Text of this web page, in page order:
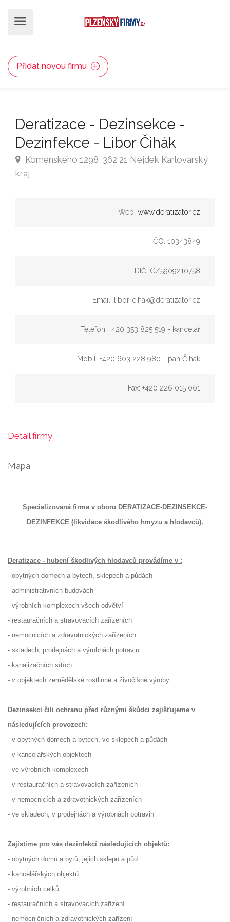
Přidat novou firmu
Deratizace - Dezinsekce -
Dezinfekce - Libor Čihák
Komenského 1298, 362 21 Nejdek Karlovarský
kraj
Web: www.deratizator.cz
IČO: 10343849
DIČ: CZ5909210758
Email: libor-cihak@deratizator.cz
Telefon: +420 353 825 519 - kancelář
Mobil: +420 603 228 980 - pan Čihák
Fax: +420 226 015 001
Detail firmy
Mapa
Specializovaná firma v oboru DERATIZACE-DEZINSEKCE-
DEZINFEKCE (likvidace škodlivého hmyzu a hlodavců).
Deratizace - hubení škodlivých hlodavců provádíme v :
- obytných domech a bytech, sklepech a půdách
- administrativních budovách
- výrobních komplexech všech odvětví
- restauračních a stravovacích zařízeních
- nemocnicích a zdravotnických zařízeních
- skladech, prodejnách a výrobnách potravin
- kanalizačních sítích
- v objektech zemědělské rostlinné a živočišné výroby
Dezinsekci čili ochranu před různými škůdci zajišťujeme v
následujících provozech:
- v obytných domech a bytech, ve sklepech a půdách
- v kancelářských objektech
- ve výrobních komplexech
- v restauračních a stravovacích zařízeních
- v nemocnicích a zdravotnických zařízeních
- ve skladech, v prodejnách a výrobnách potravin
Zajistíme pro vás dezinfekcí následujících objektů:
- obytných domů a bytů, jejich sklepů a půd
- kancelářských objektů
- výrobních celků
- restauračních a stravovacích zařízení
- nemocničních a zdravotnických zařízení